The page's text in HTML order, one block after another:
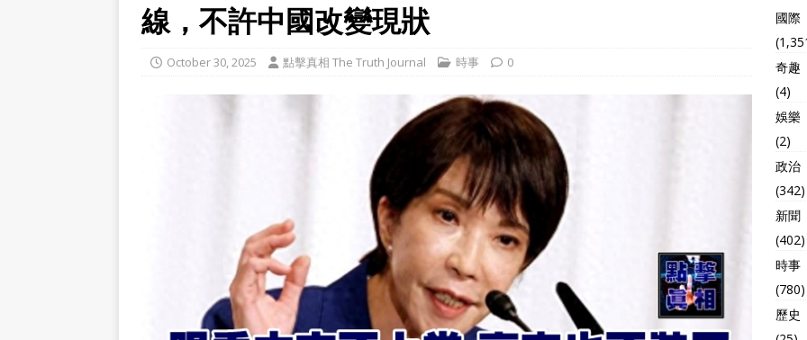
線，不許中國改變現狀
October 30, 2025 點擊真相 The Truth Journal 時事 0
國際
奇趣
(4)
娛樂
(2)
政治
(342)
新聞
(402)
時事
(780)
歷史